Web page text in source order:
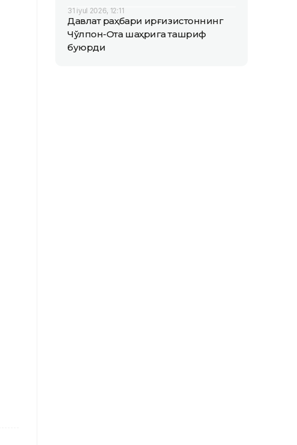
31 iyul 2026, 12:11
Давлат раҳбари Қирғизистоннинг
Чўлпон-Ота шаҳрига ташриф
буюрди